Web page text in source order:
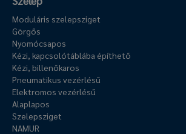
Moduláris szelepsziget
Görgős
Nyomócsapos
Kézi, kapcsolótáblába építhető
Kézi, billenőkaros
Pneumatikus vezérlésű
Elektromos vezérlésű
Alaplapos
Szelepsziget
NAMUR